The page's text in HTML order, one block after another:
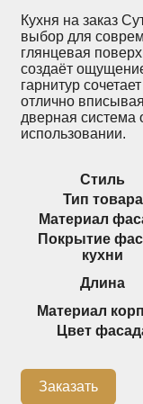
Стеллажи
Распашные
+7 (926) 192-03-75
О нас
Доставка
Контакты
Кухня на заказ
выбор для
глянцевая
создаёт
гарнитур
отлично
дверная система
использовании.
Стиль
Тип товара
Материал
Покрытие
кухни
Длина
Материал
Цвет
Заказать